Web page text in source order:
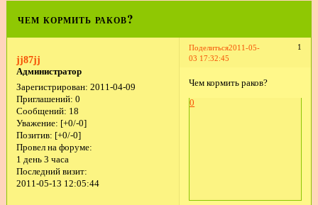
чем кормить раков?
Поделиться 1
2011-05-
03 17:32:45
jj87jj
Администратор
Зарегистрирован: 2011-04-09
Приглашений: 0
Сообщений: 18
Уважение: [+0/-0]
Позитив: [+0/-0]
Провел на форуме:
1 день 3 часа
Последний визит:
2011-05-13 12:05:44
Чем кормить раков?
0